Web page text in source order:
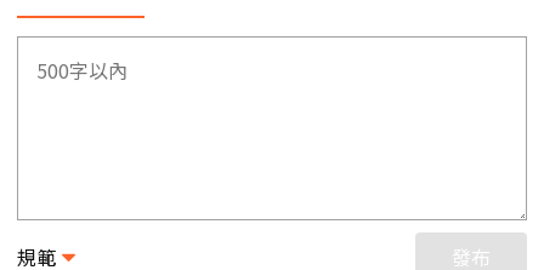
規範 發布